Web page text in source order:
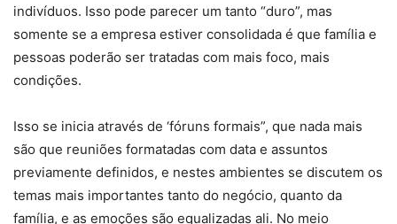
indivíduos. Isso pode parecer um tanto “duro”, mas
somente se a empresa estiver consolidada é que família e
pessoas poderão ser tratadas com mais foco, mais
condições.
Isso se inicia através de ‘fóruns formais”, que nada mais
são que reuniões formatadas com data e assuntos
previamente definidos, e nestes ambientes se discutem os
temas mais importantes tanto do negócio, quanto da
família, e as emoções são equalizadas ali. No meio